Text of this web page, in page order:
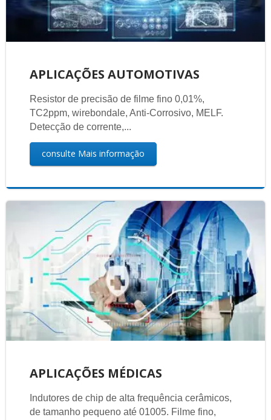
APLICAÇÕES AUTOMOTIVAS
Resistor de precisão de filme fino 0,01%,
TC2ppm, wirebondale, Anti-Corrosivo, MELF.
Detecção de corrente,...
consulte Mais informação
APLICAÇÕES MÉDICAS
Indutores de chip de alta frequência cerâmicos,
de tamanho pequeno até 01005. Filme fino,